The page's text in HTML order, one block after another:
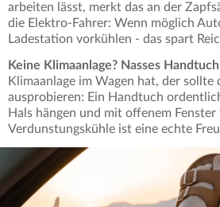
arbeiten lässt, merkt das an der
die Elektro-Fahrer: Wenn möglich
Ladestation vorkühlen - das spart
Keine Klimaanlage? Nasses
Klimaanlage im Wagen hat, der sollte
ausprobieren: Ein Handtuch
Hals hängen und mit offenem
Verdunstungskühle ist eine echte